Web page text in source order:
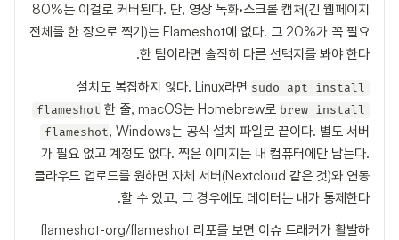
80%는 이걸로 커버된다. 단, 영상 녹화·스크롤 캡처(긴 웹페이지
전체를 한 장으로 찍기)는 Flameshot에 없다. 그 20%가 꼭 필요
한 팀이라면 솔직히 다른 선택지를 봐야 한다.
설치도 복잡하지 않다. Linux라면 sudo apt install
flameshot 한 줄, macOS는 Homebrew로 brew install
flameshot, Windows는 공식 설치 파일로 끝이다. 별도 서버
가 필요 없고 계정도 없다. 찍은 이미지는 내 컴퓨터에만 남는다.
클라우드 업로드를 원하면 자체 서버(Nextcloud 같은 것)와 연동
할 수 있고, 그 경우에도 데이터는 내가 통제한다.
flameshot-org/flameshot 리포를 보면 이슈 트래커가 활발하